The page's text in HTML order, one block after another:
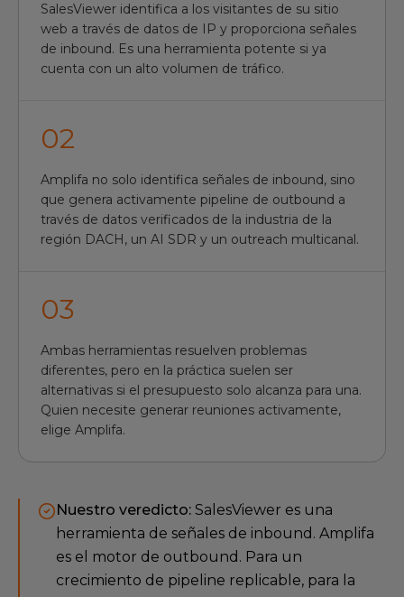
SalesViewer identifica a los visitantes de su sitio
web a través de datos de IP y proporciona señales
de inbound. Es una herramienta potente si ya
cuenta con un alto volumen de tráfico.
02
Amplifa no solo identifica señales de inbound, sino
que genera activamente pipeline de outbound a
través de datos verificados de la industria de la
región DACH, un AI SDR y un outreach multicanal.
03
Ambas herramientas resuelven problemas
diferentes, pero en la práctica suelen ser
alternativas si el presupuesto solo alcanza para una.
Quien necesite generar reuniones activamente,
elige Amplifa.
Nuestro veredicto: SalesViewer es una
herramienta de señales de inbound. Amplifa
es el motor de outbound. Para un
crecimiento de pipeline replicable, para la